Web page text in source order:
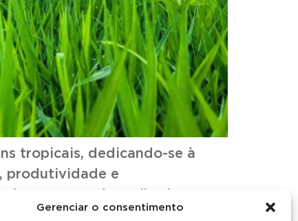
Gerenciar o consentimento
tropicais, dedicando-se à
produtividade e
processo de melhoria